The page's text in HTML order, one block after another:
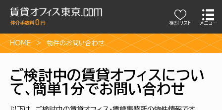
検討リスト メニュー
HOME 物件のお問い合わせ
ご検討中の賃貸オフィスについ
て、簡単1分でお問い合わせ